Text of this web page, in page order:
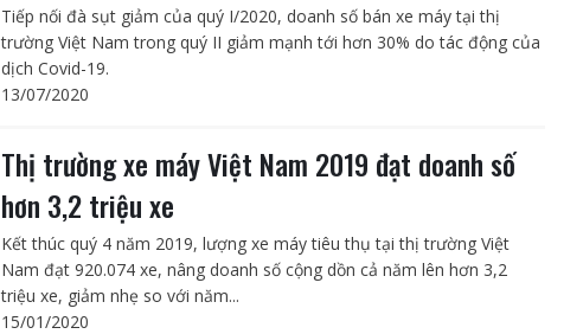
Tiếp nối đà sụt giảm của quý I/2020, doanh số bán xe máy tại thị
trường Việt Nam trong quý II giảm mạnh tới hơn 30% do tác động của
dịch Covid-19.
13/07/2020
Thị trường xe máy Việt Nam 2019 đạt doanh số
hơn 3,2 triệu xe
Kết thúc quý 4 năm 2019, lượng xe máy tiêu thụ tại thị trường Việt
Nam đạt 920.074 xe, nâng doanh số cộng dồn cả năm lên hơn 3,2
triệu xe, giảm nhẹ so với năm...
15/01/2020